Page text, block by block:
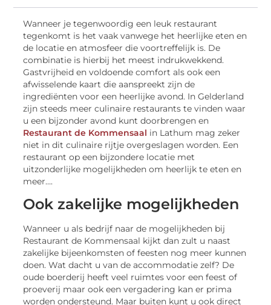
Wanneer je tegenwoordig een leuk restaurant
tegenkomt is het vaak vanwege het heerlijke eten en
de locatie en atmosfeer die voortreffelijk is. De
combinatie is hierbij het meest indrukwekkend.
Gastvrijheid en voldoende comfort als ook een
afwisselende kaart die aanspreekt zijn de
ingrediënten voor een heerlijke avond. In Gelderland
zijn steeds meer culinaire restaurants te vinden waar
u een bijzonder avond kunt doorbrengen en
Restaurant de Kommensaal in Lathum mag zeker
niet in dit culinaire rijtje overgeslagen worden. Een
restaurant op een bijzondere locatie met
uitzonderlijke mogelijkheden om heerlijk te eten en
meer….
Ook zakelijke mogelijkheden
Wanneer u als bedrijf naar de mogelijkheden bij
Restaurant de Kommensaal kijkt dan zult u naast
zakelijke bijeenkomsten of feesten nog meer kunnen
doen. Wat dacht u van de accommodatie zelf? De
oude boerderij heeft veel ruimtes voor een feest of
proeverij maar ook een vergadering kan er prima
worden ondersteund. Maar buiten kunt u ook direct